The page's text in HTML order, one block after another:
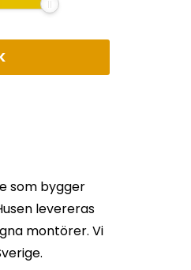
som bygger
levereras
montörer. Vi